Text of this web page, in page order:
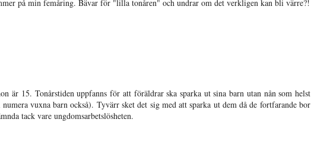
på min femåring. Bävar för "lilla tonåren" och undrar om det verkligen kan bli värre?!
är 15. Tonårstiden uppfanns för att föräldrar ska sparka ut sina barn utan nån som helst
vuxna barn också). Tyvärr sket det sig med att sparka ut dem då de fortfarande bor
tack vare ungdomsarbetslösheten.